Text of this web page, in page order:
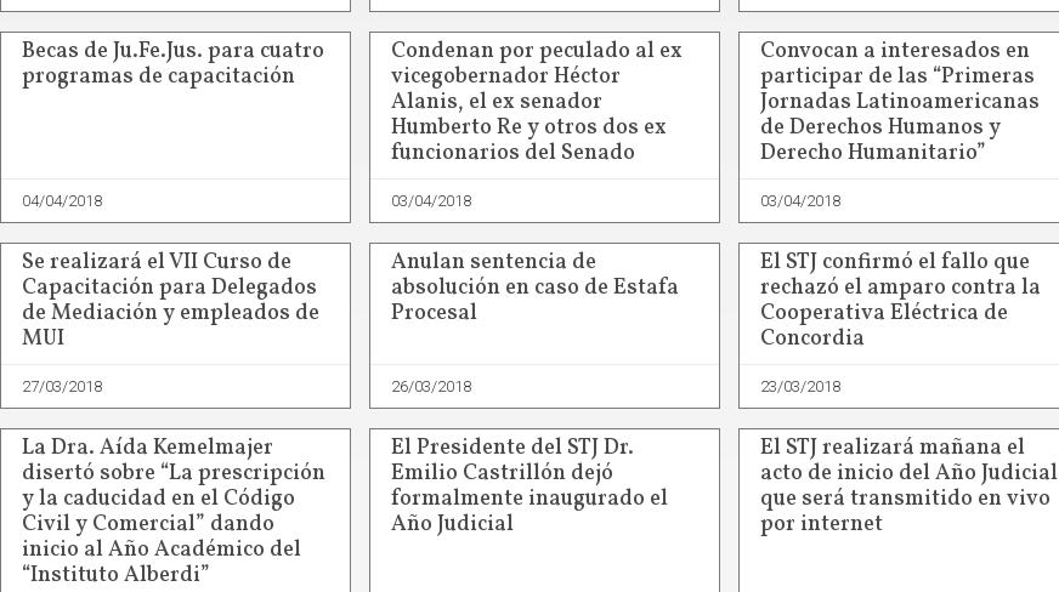
Becas de Ju.Fe.Jus. para cuatro
programas de capacitación
04/04/2018
Condenan por peculado al ex
vicegobernador Héctor
Alanis, el ex senador
Humberto Re y otros dos ex
funcionarios del Senado
03/04/2018
Convocan a interesados en
participar de las “Primeras
Jornadas Latinoamericanas
de Derechos Humanos y
Derecho Humanitario”
03/04/2018
Se realizará el VII Curso de
Capacitación para Delegados
de Mediación y empleados de
MUI
27/03/2018
Anulan sentencia de
absolución en caso de Estafa
Procesal
26/03/2018
El STJ confirmó el fallo que
rechazó el amparo contra la
Cooperativa Eléctrica de
Concordia
23/03/2018
La Dra. Aída Kemelmajer
disertó sobre “La prescripción
y la caducidad en el Código
Civil y Comercial” dando
inicio al Año Académico del
“Instituto Alberdi”
El Presidente del STJ Dr.
Emilio Castrillón dejó
formalmente inaugurado el
Año Judicial
El STJ realizará mañana el
acto de inicio del Año Judicial
que será transmitido en vivo
por internet